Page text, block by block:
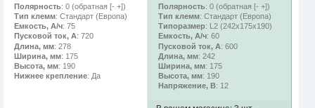
Полярность: 0 (обратная [- +])
Тип клемм: Стандарт (Европа)
Емкость, А/ч: 75
Пусковой ток, А: 720
Длина, мм: 278
Ширина, мм: 175
Высота, мм: 190
Нижнее крепление: Да
Полярность: 0 (обратная [- +])
Тип клемм: Стандарт (Европа)
Типоразмер: L2 (242х175х190)
Емкость, А/ч: 60
Пусковой ток, А: 600
Длина, мм: 242
Ширина, мм: 175
Высота, мм: 190
Напряжение, В: 12